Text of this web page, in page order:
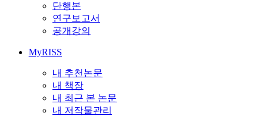
단행본
연구보고서
공개강의
MyRISS
내 추천논문
내 책장
내 최근 본 논문
내 저작물관리